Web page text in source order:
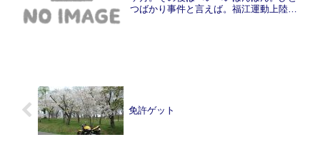
つばかり事件と言えば。福江運動上陸時
免許ゲット